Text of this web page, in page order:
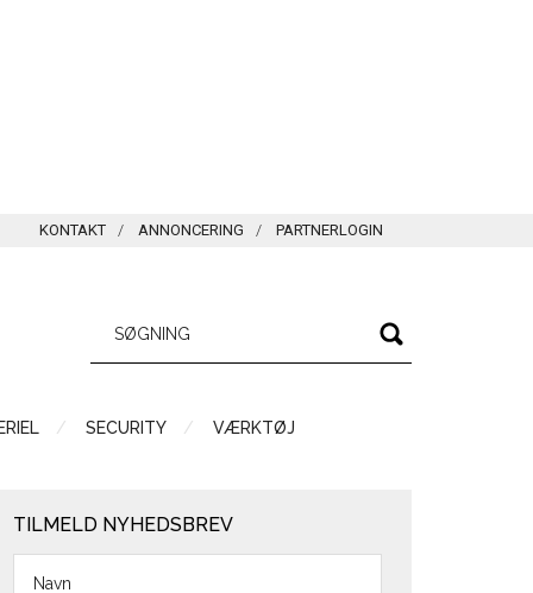
KONTAKT ANNONCERING PARTNERLOGIN
SECURITY VÆRKTØJ
TILMELD NYHEDSBREV